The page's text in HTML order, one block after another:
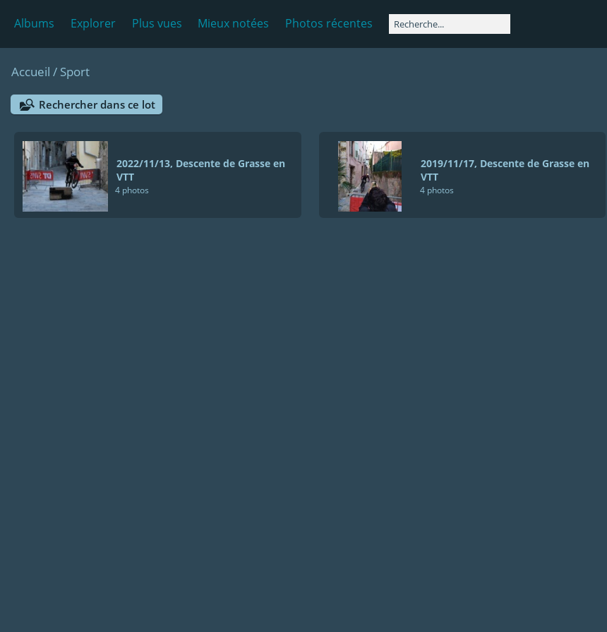
Albums Explorer Plus vues Mieux notées Photos récentes
Accueil / Sport
Rechercher dans ce lot
2022/11/13, Descente de Grasse en
VTT
4 photos
2019/11/17, Descente de Grasse en
VTT
4 photos